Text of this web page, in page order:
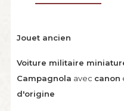
Jouet ancien
Voiture militaire
Campagnola avec canon
d'origine